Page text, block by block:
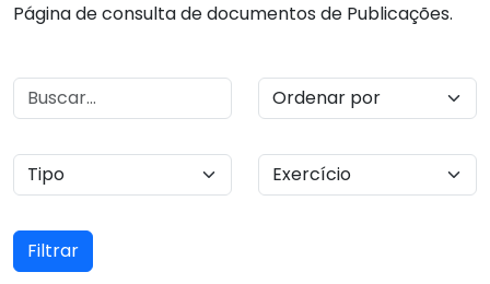
Página de consulta de documentos de Publicações.
Filtrar